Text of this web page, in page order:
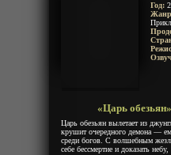
Год:
«Царь
Царь обезьян вылетает из
крушит очередного демона —
среди богов. С волшебным
себе бессмертие и доказать